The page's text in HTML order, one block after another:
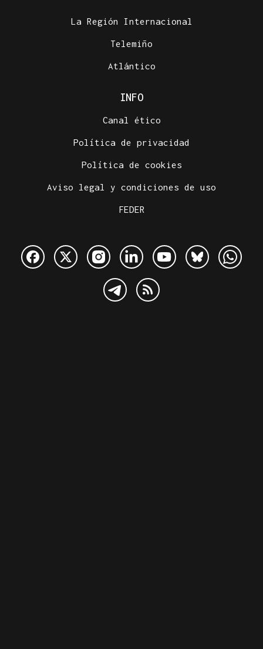
La Región Internacional
Telemiño
Atlántico
INFO
Canal ético
Política de privacidad
Política de cookies
Aviso legal y condiciones de uso
FEDER